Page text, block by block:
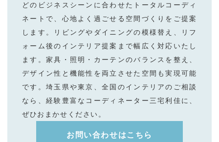
どのビジネスシーンに合わせたトータルコーディ
ネートで、⼼地よく過ごせる空間づくりをご提案
します。リビングやダイニングの模様替え、リフ
ォーム後のインテリア提案まで幅広く対応いたし
ます。家具・照明・カーテンのバランスを整え、
デザイン性と機能性を両⽴させた空間も実現可能
です。埼⽟県や東京、全国のインテリアのご相談
なら、経験豊富なコーディネーター三宅利佳に、
ぜひおまかせください。
お問い合わせはこちら